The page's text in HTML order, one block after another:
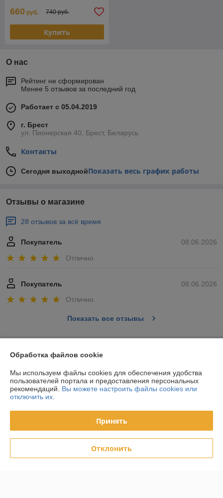
660 руб. 740 руб.
Купить
О нас
Рейтинг не сформирован
Менее 5 отзывов за последний год
Работает с 05.04.2019
г. Брест
ул. Пионерская 40, Брест, Беларусь
Контакты
Сегодня выходнойПоказать весь график работы
Отзывы о магазине
28 отзывов за всё время
08.06.2026
Покупатель
Отлично
08.06.2026
Покупатель
Отлично
Показать все отзывы
О нас
Контакты
Доставка и оплата
Обработка файлов cookie
Мы используем файлы cookies для обеспечения удобства
пользователей портала и предоставления персональных
рекомендаций. Вы можете настроить файлы cookies или
отключить их.
Принять
Отклонить